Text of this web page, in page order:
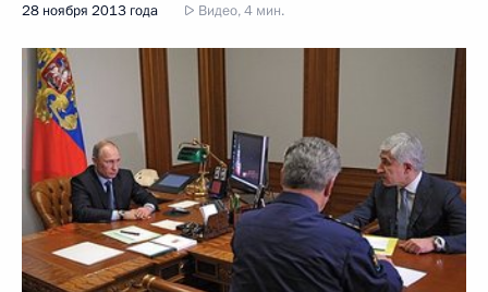
28 ноября 2013 года Видео, 4 мин.